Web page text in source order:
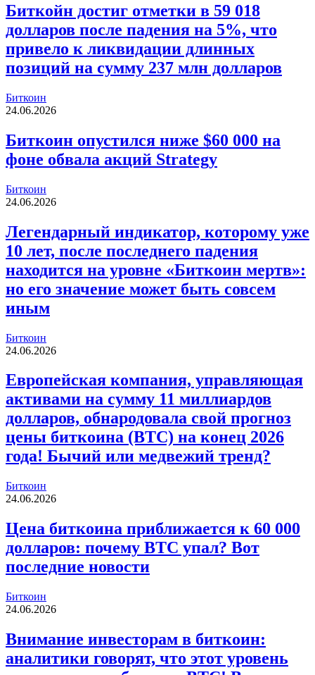
Биткойн достиг отметки в 59 018
долларов после падения на 5%, что
привело к ликвидации длинных
позиций на сумму 237 млн долларов
Биткоин
24.06.2026
Биткоин опустился ниже $60 000 на
фоне обвала акций Strategy
Биткоин
24.06.2026
Легендарный индикатор, которому уже
10 лет, после последнего падения
находится на уровне «Биткоин мертв»:
но его значение может быть совсем
иным
Биткоин
24.06.2026
Европейская компания, управляющая
активами на сумму 11 миллиардов
долларов, обнародовала свой прогноз
цены биткоина (BTC) на конец 2026
года! Бычий или медвежий тренд?
Биткоин
24.06.2026
Цена биткоина приближается к 60 000
долларов: почему BTC упал? Вот
последние новости
Биткоин
24.06.2026
Внимание инвесторам в биткоин:
аналитики говорят, что этот уровень